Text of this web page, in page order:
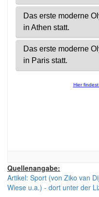
Quellenangabe:
Artikel: Sport (von Ziko van
Wiese u.a.) - dort unter der